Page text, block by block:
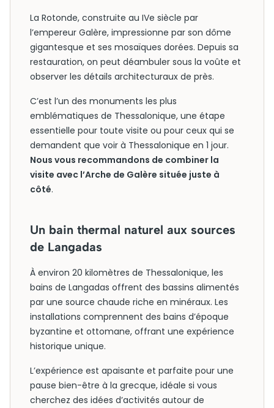
La Rotonde, construite au IVe siècle par
l’empereur Galère, impressionne par son dôme
gigantesque et ses mosaïques dorées. Depuis sa
restauration, on peut déambuler sous la voûte et
observer les détails architecturaux de près.
C’est l’un des monuments les plus
emblématiques de Thessalonique, une étape
essentielle pour toute visite ou pour ceux qui se
demandent que voir à Thessalonique en 1 jour.
Nous vous recommandons de combiner la
visite avec l’Arche de Galère située juste à
côté.
Un bain thermal naturel aux sources
de Langadas
À environ 20 kilomètres de Thessalonique, les
bains de Langadas offrent des bassins alimentés
par une source chaude riche en minéraux. Les
installations comprennent des bains d’époque
byzantine et ottomane, offrant une expérience
historique unique.
L’expérience est apaisante et parfaite pour une
pause bien-être à la grecque, idéale si vous
cherchez des idées d’activités autour de